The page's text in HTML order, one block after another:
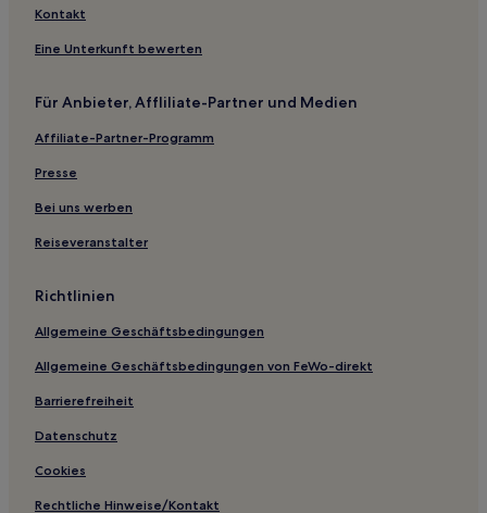
Hotels mit Fitnessbereich in Estoril
Hotels mit Parkplatz in Estoril
Business in São Pedro de Penaferrim
Hotels mit Parkplatz in São Pedro de Penaferrim
Boutique- in Santo António
Günstige in Santo António
Familien in Misericórdia
Luxus in Restelo
Luxus in Lapa
Hotels mit Fitnessbereich in Rato
Günstige in Rato
Luxus in Rato
Familien in Lissabon
Luxus in Bica
Kontakt
Eine Unterkunft bewerten
Für Anbieter, Affliliate-Partner und Medien
Affiliate-Partner-Programm
Presse
Bei uns werben
Reiseveranstalter
Richtlinien
Allgemeine Geschäftsbedingungen
Allgemeine Geschäftsbedingungen von FeWo-direkt
Barrierefreiheit
Datenschutz
Cookies
Rechtliche Hinweise/Kontakt